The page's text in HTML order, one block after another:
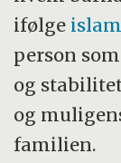
ifølge
person
og
og
familien.